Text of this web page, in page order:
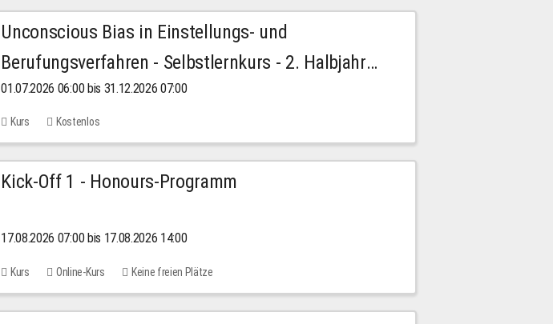
Unconscious Bias in Einstellungs- und
Berufungsverfahren - Selbstlernkurs - 2. Halbjahr
2026
01.07.2026 06:00 bis 31.12.2026 07:00
Kurs Kostenlos
Kick-Off 1 - Honours-Programm
17.08.2026 07:00 bis 17.08.2026 14:00
Kurs Online-Kurs Keine freien Plätze